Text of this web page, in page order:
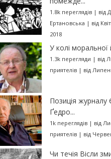
1.8k переглядів| від
Ертановська | від
2018
У колі моральної
1.3k перегляди | від
приятелів| від
Позиція журналу
Ґедро...
1k переглядів| від
приятелів| від
Чи течія Вісли